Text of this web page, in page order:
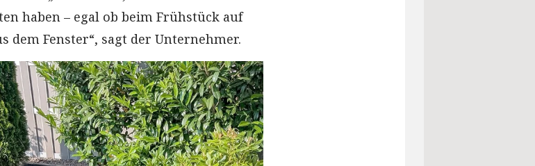
haben – egal ob beim Frühstück auf
dem Fenster“, sagt der Unternehmer.